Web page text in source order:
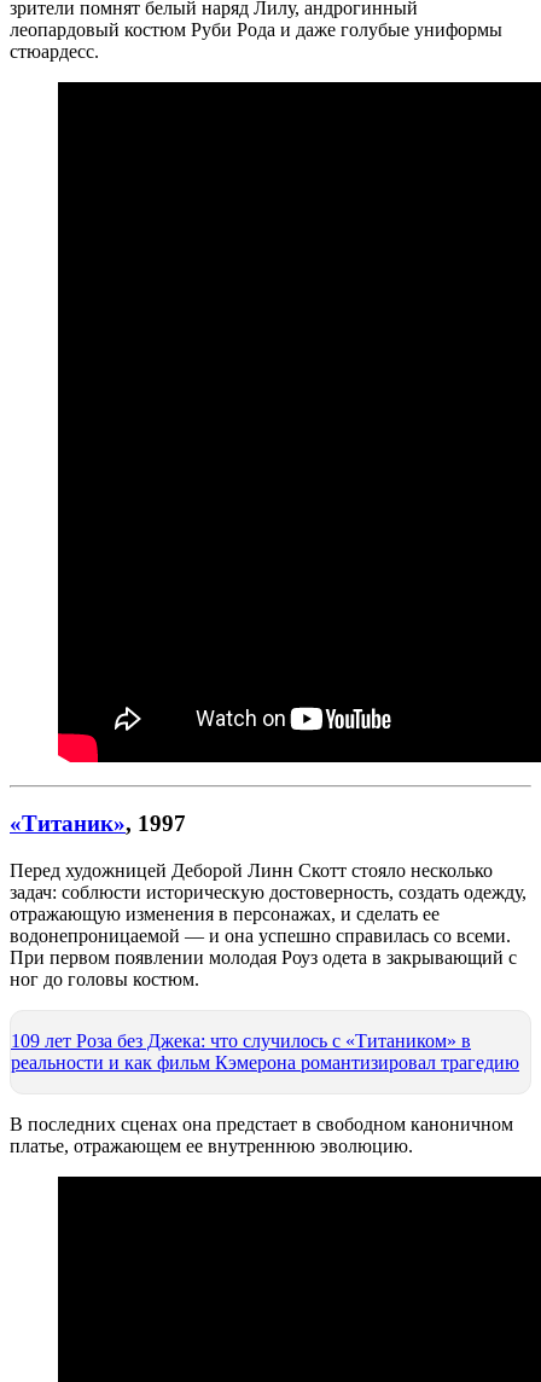
зрители помнят белый наряд Лилу, андрогинный
леопардовый костюм Руби Рода и даже голубые униформы
стюардесс.
«Титаник», 1997
Перед художницей Деборой Линн Скотт стояло несколько
задач: соблюсти историческую достоверность, создать одежду,
отражающую изменения в персонажах, и сделать ее
водонепроницаемой — и она успешно справилась со всеми.
При первом появлении молодая Роуз одета в закрывающий с
ног до головы костюм.
109 лет Роза без Джека: что случилось с «Титаником» в
реальности и как фильм Кэмерона романтизировал трагедию
В последних сценах она предстает в свободном каноничном
платье, отражающем ее внутреннюю эволюцию.